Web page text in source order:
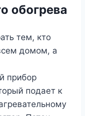
обогрева
тем, кто
домом, а
прибор
подает к